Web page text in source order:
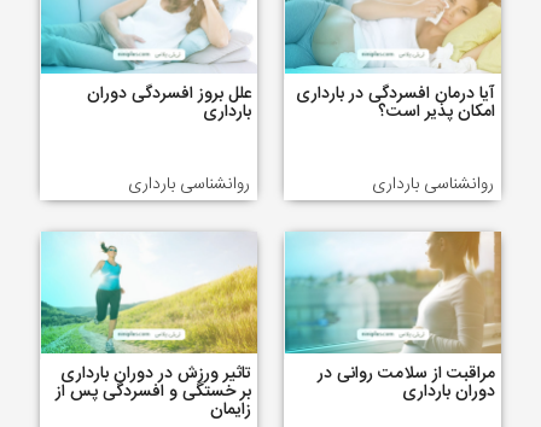
آیا درمان افسردگی در بارداری
امکان پذیر است؟
روانشناسی بارداری
علل بروز افسردگی دوران
بارداری
روانشناسی بارداری
مراقبت از سلامت روانی در
دوران بارداری
تاثیر ورزش در دوران بارداری
بر خستگی و افسردگی پس از
زایمان